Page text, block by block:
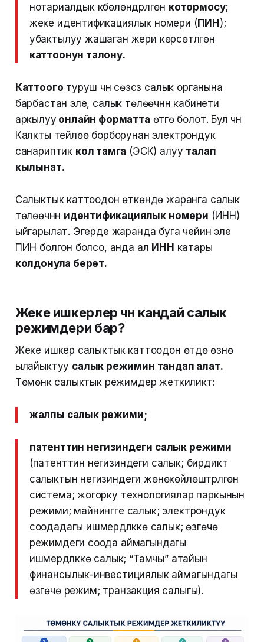
нотариалдык күбөлөндүрүлгөн котормосу;
жеке идентификациялык номери ( ПИН );
убактылуу жашаган жери көрсөтүлгөн
каттоонун талону.
Каттоого туруш үчүн сөзсүз салык органына
барбастан эле, салык төлөөчүнүн кабинети
аркылуу онлайн форматта өтүүгө болот. Бул үчүн
Калкты тейлөө борборунан электрондук
санариптик кол тамга (ЭСК) алуу талап
кылынат.
Салыктык каттоодон өткөндө жаранга салык
төлөөчүнүн идентификациялык номери (ИНН)
ыйгарылат. Эгерде жаранда буга чейин эле
ПИН болгон болсо, анда ал ИНН катары
колдонула берет.
Жеке ишкерлер үчүн кандай салык
режимдери бар?
Жеке ишкер салыктык каттоодон өтүүдө өзүнө
ылайыктуу салык режимин тандап алат.
Төмөнкү салыктык режимдер жеткиликтүү:
жалпы салык режими;
патенттин негизиндеги салык режими
(патенттин негизиндеги салык; бирдиктүү
салыктын негизиндеги жөнөкөйлөштүрүлгөн
система; жогорку технологиялар паркынын
режими; майнингге салык; электрондук
соодадагы ишмердүүлүккө салык; өзгөчө
режимдеги соода аймагындагы
ишмердүүлүккө салык; “Тамчы” атайын
финансылык-инвестициялык аймагындагы
өзгөчө режим; транзакция салыгы).